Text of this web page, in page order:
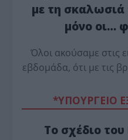
με τη σκαλωσιά
μόνο οι…
Όλοι ακούσαμε στις
εβδομάδα, ότι με τις
*ΥΠΟΥΡΓΕΙΟ
Το σχέδιο του